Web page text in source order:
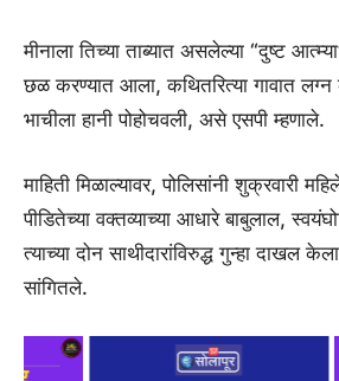
मीनाला तिच्या ताब्यात असलेल्या “दुष्ट
छळ करण्यात आला, कथितरित्या गावात लग्न
भाचीला हानी पोहोचवली, असे एसपी म्हणाले.
माहिती मिळाल्यावर, पोलिसांनी शुक्रवारी
पीडितेच्या वक्तव्याच्या आधारे बाबुलाल,
त्याच्या दोन साथीदारांविरुद्ध गुन्हा दाखल
सांगितले.